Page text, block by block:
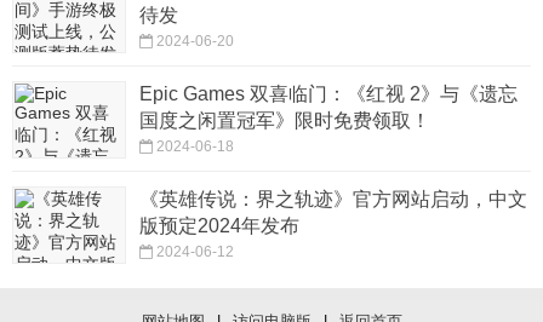
待发
2024-06-20
Epic Games 双喜临门：《红视 2》与《遗忘
国度之闲置冠军》限时免费领取！
2024-06-18
《英雄传说：界之轨迹》官方网站启动，中文
版预定2024年发布
2024-06-12